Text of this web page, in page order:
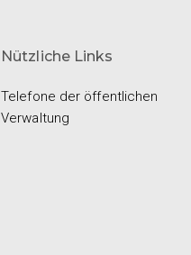
Nützliche Links
Telefone der öffentlichen
Verwaltung